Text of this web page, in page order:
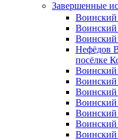
Завершенные
Воинский
Воинский
Воинский
Нефёдов
посёлке
Воинский
Воинский
Воинский
Воинский
Воинский
Воинский